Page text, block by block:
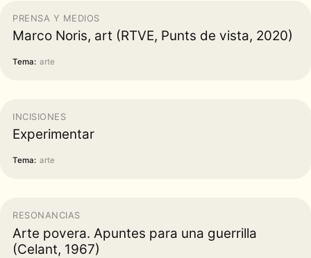
PRENSA Y MEDIOS
Marco Noris, art (RTVE, Punts de vista, 2020)
Tema: arte
INCISIONES
Experimentar
Tema: arte
RESONANCIAS
Arte povera. Apuntes para una guerrilla
(Celant, 1967)